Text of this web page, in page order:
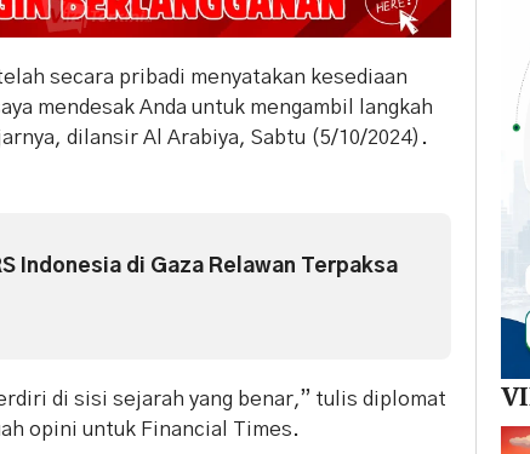
secara pribadi menyatakan kesediaan
mendesak Anda untuk mengambil langkah
dilansir Al Arabiya, Sabtu (5/10/2024).
Indonesia di Gaza Relawan Terpaksa
di sisi sejarah yang benar,” tulis diplomat
opini untuk Financial Times.